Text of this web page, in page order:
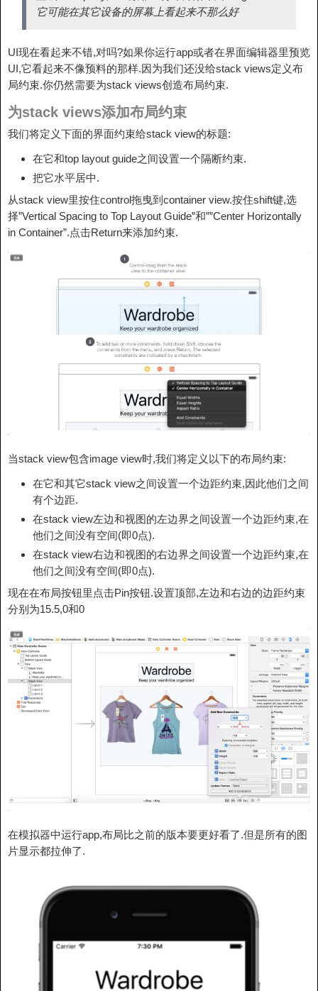
它可能在其它设备的屏幕上看起来不那么好
UI现在看起来不错,对吗?如果你运行app或者在界面编辑器里预览
UI,它看起来不像预料的那样.因为我们还没给stack views定义布
局约束.你仍然需要为stack views创造布局约束.
为stack views添加布局约束
我们将定义下面的界面约束给stack view的标题:
在它和top layout guide之间设置一个隔断约束.
把它水平居中.
从stack view里按住control拖曳到container view.按住shift键,选
择”Vertical Spacing to Top Layout Guide”和””Center Horizontally
in Container”.点击Return来添加约束.
当stack view包含image view时,我们将定义以下的布局约束:
在它和其它stack view之间设置一个边距约束,因此他们之间
有个边距.
在stack view左边和视图的左边界之间设置一个边距约束,在
他们之间没有空间(即0点).
在stack view右边和视图的右边界之间设置一个边距约束,在
他们之间没有空间(即0点).
现在在布局按钮里点击Pin按钮.设置顶部,左边和右边的边距约束
分别为15.5,0和0
在模拟器中运行app,布局比之前的版本要更好看了.但是所有的图
片显示都拉伸了.